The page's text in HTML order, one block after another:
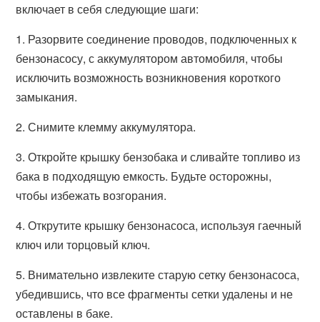
включает в себя следующие шаги:
1. Разорвите соединение проводов, подключенных к
бензонасосу, с аккумулятором автомобиля, чтобы
исключить возможность возникновения короткого
замыкания.
2. Снимите клемму аккумулятора.
3. Откройте крышку бензобака и сливайте топливо из
бака в подходящую емкость. Будьте осторожны,
чтобы избежать возгорания.
4. Открутите крышку бензонасоса, используя гаечный
ключ или торцовый ключ.
5. Внимательно извлеките старую сетку бензонасоса,
убедившись, что все фрагменты сетки удалены и не
оставлены в баке.